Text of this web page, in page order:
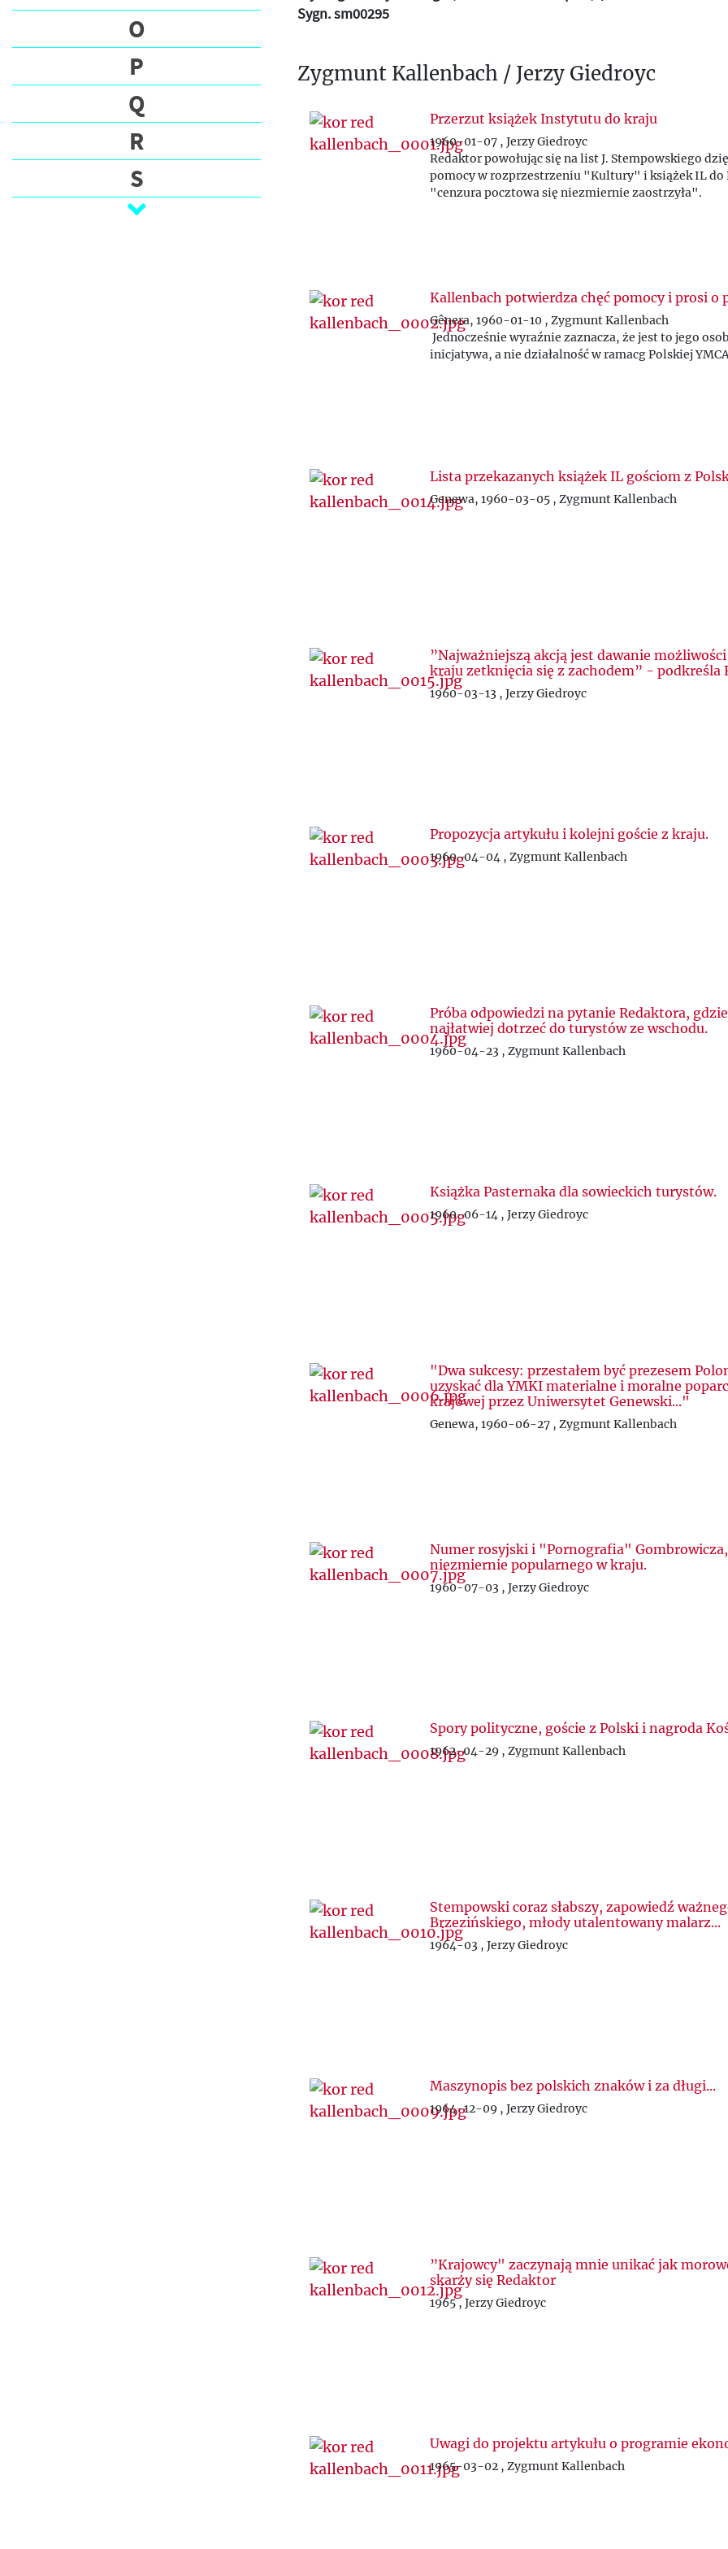
O
P
Q
R
S
Ś
Sygn. sm00295
Zygmunt Kallenbach / Jerzy Giedroyc
Przerzut książek Instytutu do kraju
1960-01-07 , Jerzy Giedroyc
Redaktor powołując się na list J. Stempowskiego
pomocy w rozprzestrzeniu "Kultury" i książek IL do
"cenzura pocztowa się niezmiernie zaostrzyła".
Kallenbach potwierdza chęć pomocy i prosi o
Gênera, 1960-01-10 , Zygmunt Kallenbach
Jednocześnie wyraźnie zaznacza, że jest to jego
inicjatywa, a nie działalność w ramacg Polskiej
Lista przekazanych książek IL gościom z
Genewa, 1960-03-05 , Zygmunt Kallenbach
”Najważniejszą akcją jest dawanie
kraju zetknięcia się z zachodem” - podkreśla
1960-03-13 , Jerzy Giedroyc
Propozycja artykułu i kolejni goście z kraju.
1960-04-04 , Zygmunt Kallenbach
Próba odpowiedzi na pytanie Redaktora,
najłatwiej dotrzeć do turystów ze wschodu.
1960-04-23 , Zygmunt Kallenbach
Książka Pasternaka dla sowieckich turystów.
1960-06-14 , Jerzy Giedroyc
"Dwa sukcesy: przestałem być prezesem
uzyskać dla YMKI materialne i moralne
krajowej przez Uniwersytet Genewski..."
Genewa, 1960-06-27 , Zygmunt Kallenbach
Numer rosyjski i "Pornografia" Gombrowicza,
niezmiernie popularnego w kraju.
1960-07-03 , Jerzy Giedroyc
Spory polityczne, goście z Polski i nagroda
1962-04-29 , Zygmunt Kallenbach
Stempowski coraz słabszy, zapowiedź
Brzezińskiego, młody utalentowany malarz...
1964-03 , Jerzy Giedroyc
Maszynopis bez polskich znaków i za długi...
1964-12-09 , Jerzy Giedroyc
”Krajowcy" zaczynają mnie unikać jak
skarży się Redaktor
1965 , Jerzy Giedroyc
Uwagi do projektu artykułu o programie
1965-03-02 , Zygmunt Kallenbach